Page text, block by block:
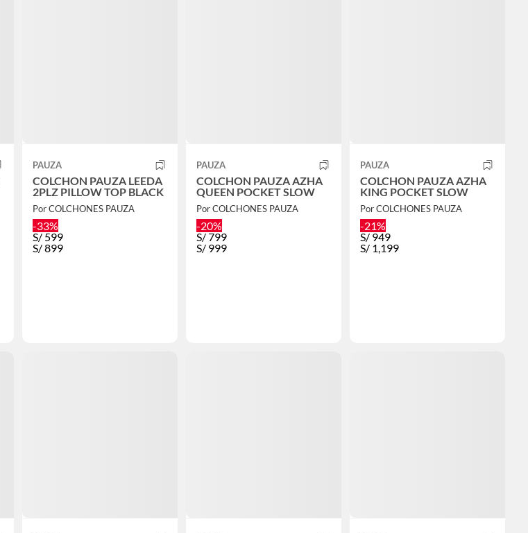
PAUZA
COLCHON PAUZA LEEDA
2PLZ PILLOW TOP BLACK
Por COLCHONES PAUZA
-33%
S/ 599
S/899
PAUZA
COLCHON PAUZA AZHA
QUEEN POCKET SLOW
Por COLCHONES PAUZA
-20%
S/799
S/ 999
PAUZA
COLCHON PAUZA AZHA
KING POCKET SLOW
Por COLCHONES PAUZA
-21%
S/ 949
S/ 1,199